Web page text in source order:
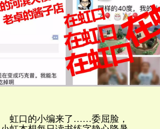
虹口的小编来了……委屈脸，